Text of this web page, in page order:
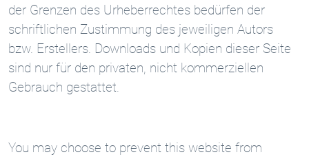
der Grenzen des Urheberrechtes bedürfen der
schriftlichen Zustimmung des jeweiligen Autors
bzw. Erstellers. Downloads und Kopien dieser Seite
sind nur für den privaten, nicht kommerziellen
Gebrauch gestattet.
You may choose to prevent this website from